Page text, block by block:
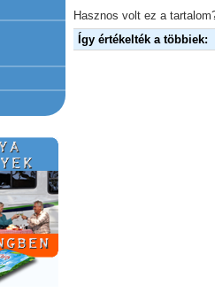
Hasznos volt ez a
Így értékelték a többiek: